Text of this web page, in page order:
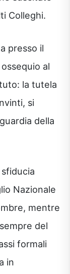
Colleghi.
presso il
al
la tutela
si
della
Nazionale
mentre
del
formali
in